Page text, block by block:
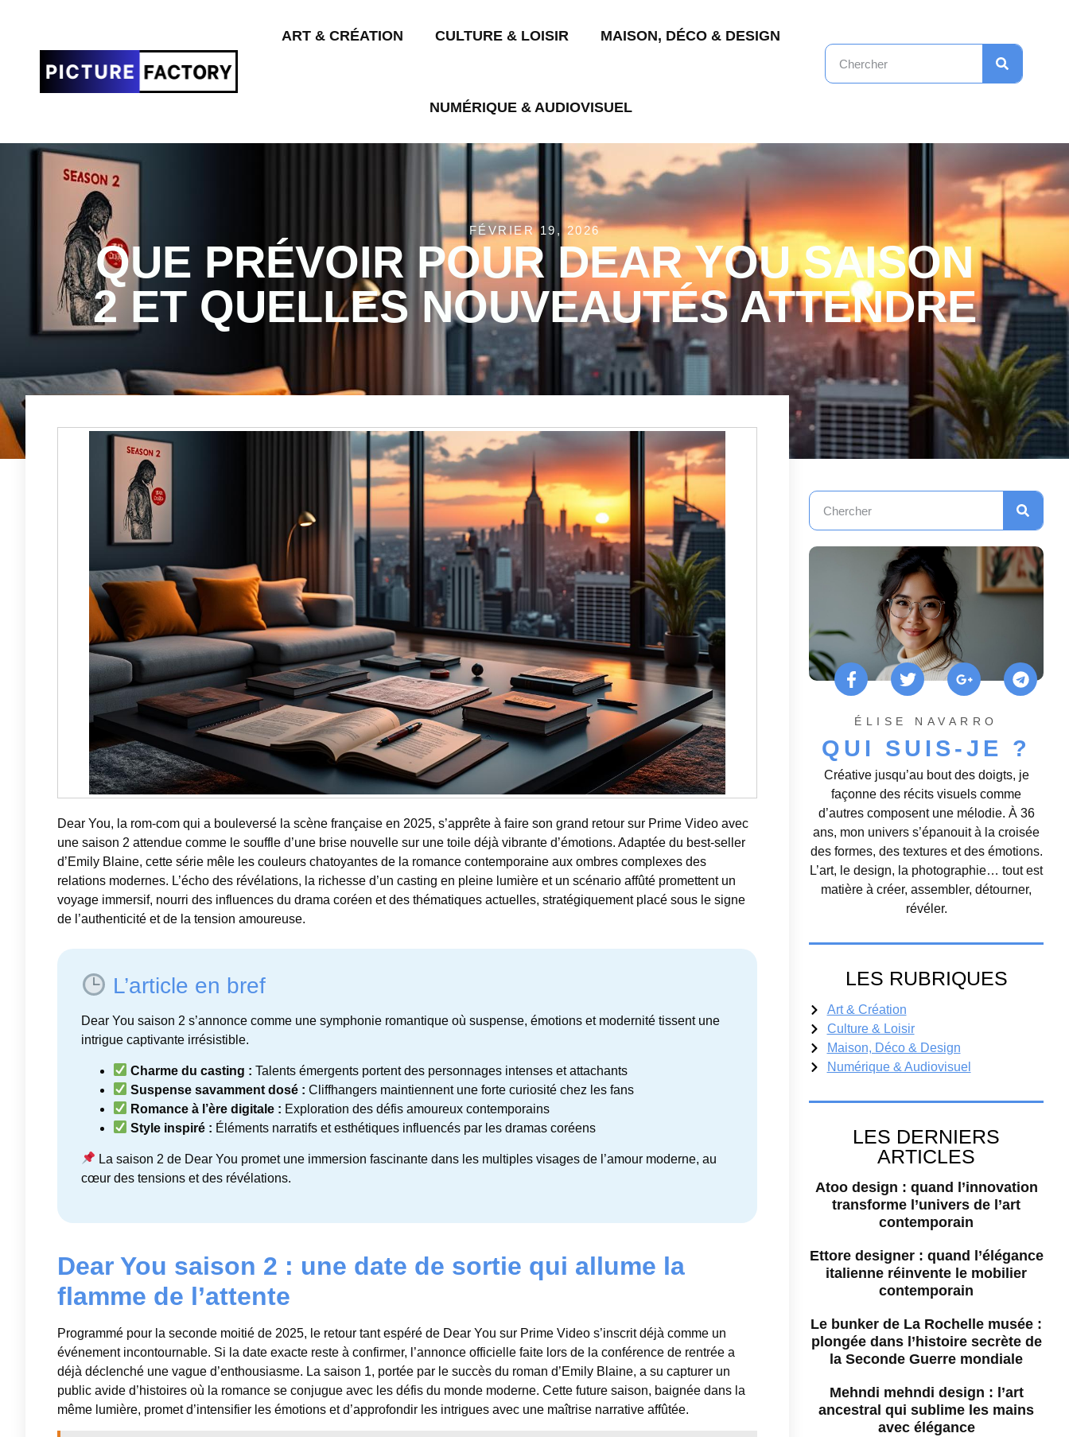
ART & CRÉATION CULTURE & LOISIR MAISON, DÉCO & DESIGN
NUMÉRIQUE & AUDIOVISUEL
FÉVRIER 19, 2026
QUE PRÉVOIR POUR DEAR YOU SAISON
2 ET QUELLES NOUVEAUTÉS ATTENDRE
Dear You, la rom-com qui a bouleversé la scène française en 2025, s’apprête à faire son grand retour sur Prime Video avec
une saison 2 attendue comme le souffle d’une brise nouvelle sur une toile déjà vibrante d’émotions. Adaptée du best-seller
d’Emily Blaine, cette série mêle les couleurs chatoyantes de la romance contemporaine aux ombres complexes des
relations modernes. L’écho des révélations, la richesse d’un casting en pleine lumière et un scénario affûté promettent un
voyage immersif, nourri des influences du drama coréen et des thématiques actuelles, stratégiquement placé sous le signe
de l’authenticité et de la tension amoureuse.
L’article en bref
Dear You saison 2 s’annonce comme une symphonie romantique où suspense, émotions et modernité tissent une
intrigue captivante irrésistible.
Charme du casting : Talents émergents portent des personnages intenses et attachants
Suspense savamment dosé : Cliffhangers maintiennent une forte curiosité chez les fans
Romance à l’ère digitale : Exploration des défis amoureux contemporains
Style inspiré : Éléments narratifs et esthétiques influencés par les dramas coréens
La saison 2 de Dear You promet une immersion fascinante dans les multiples visages de l’amour moderne, au
cœur des tensions et des révélations.
Dear You saison 2 : une date de sortie qui allume la
flamme de l’attente
Programmé pour la seconde moitié de 2025, le retour tant espéré de Dear You sur Prime Video s’inscrit déjà comme un
événement incontournable. Si la date exacte reste à confirmer, l’annonce officielle faite lors de la conférence de rentrée a
déjà déclenché une vague d’enthousiasme. La saison 1, portée par le succès du roman d’Emily Blaine, a su capturer un
public avide d’histoires où la romance se conjugue avec les défis du monde moderne. Cette future saison, baignée dans la
même lumière, promet d’intensifier les émotions et d’approfondir les intrigues avec une maîtrise narrative affûtée.
ÉLISE NAVARRO
QUI SUIS-JE ?
Créative jusqu’au bout des doigts, je
façonne des récits visuels comme
d’autres composent une mélodie. À 36
ans, mon univers s’épanouit à la croisée
des formes, des textures et des émotions.
L’art, le design, la photographie… tout est
matière à créer, assembler, détourner,
révéler.
LES RUBRIQUES
Art & Création
Culture & Loisir
Maison, Déco & Design
Numérique & Audiovisuel
LES DERNIERS
ARTICLES
Atoo design : quand l’innovation
transforme l’univers de l’art
contemporain
Ettore designer : quand l’élégance
italienne réinvente le mobilier
contemporain
Le bunker de La Rochelle musée :
plongée dans l’histoire secrète de
la Seconde Guerre mondiale
Mehndi mehndi design : l’art
ancestral qui sublime les mains
avec élégance